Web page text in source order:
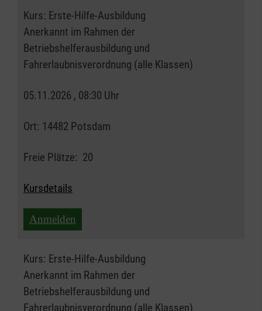
Kurs: Erste-Hilfe-Ausbildung
Anerkannt im Rahmen der
Betriebshelferausbildung und
Fahrerlaubnisverordnung (alle Klassen)
05.11.2026 , 08:30 Uhr
Ort: 14482 Potsdam
Freie Plätze: 20
Kursdetails
Anmelden
Kurs: Erste-Hilfe-Ausbildung
Anerkannt im Rahmen der
Betriebshelferausbildung und
Fahrerlaubnisverordnung (alle Klassen)